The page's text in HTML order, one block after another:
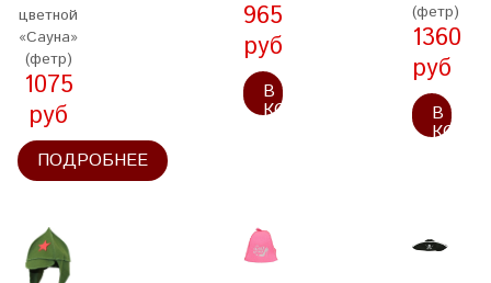
цветной
«Сауна»
(фетр)
1075
руб
ПОДРОБНЕЕ
965
руб
В
КОРЗИНУ
(фетр)
1360
руб
В